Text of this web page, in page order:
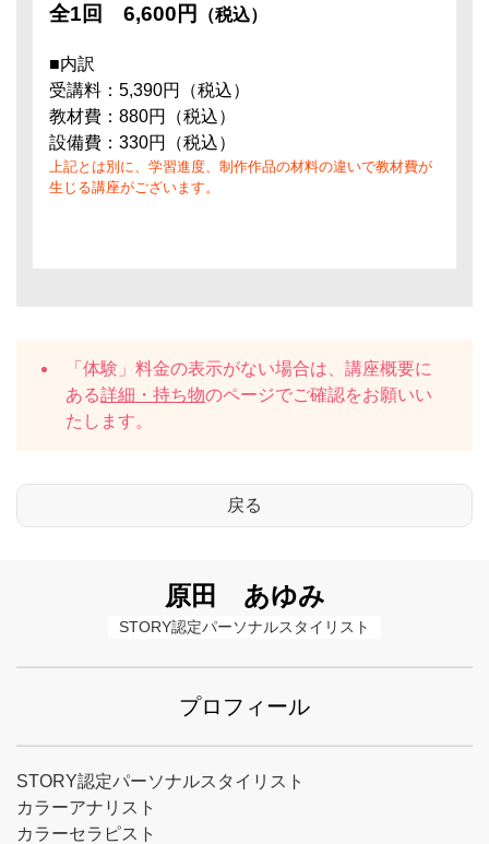
全1回 6,600円 （税込）
■内訳
受講料：5,390円（税込）
教材費：880円（税込）
設備費：330円（税込）
上記とは別に、学習進度、制作作品の材料の違いで教材費が
生じる講座がございます。
「体験」料金の表示がない場合は、講座概要に
ある詳細・持ち物のページでご確認をお願いい
たします。
原田 あゆみ
STORY認定パーソナルスタイリスト
プロフィール
STORY認定パーソナルスタイリスト
カラーアナリスト
カラーセラピスト